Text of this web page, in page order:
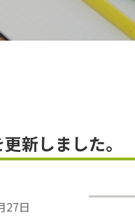
【お米の通
ひろしま米はひろしま
新しました。
27日